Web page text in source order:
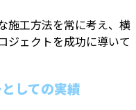
施工方法を常に考え、横
ジェクトを成功に導いて
しての実績